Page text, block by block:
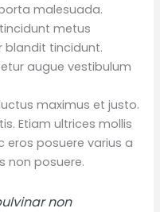
malesuada.
metus
blandit tincidunt.
augue vestibulum
maximus et justo.
Etiam ultrices mollis
eros posuere varius a
non posuere.
non